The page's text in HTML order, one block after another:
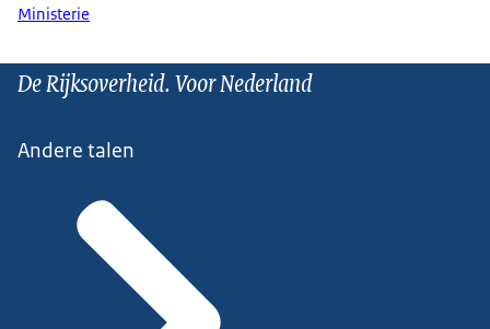
Ministerie
De Rijksoverheid. Voor Nederland
Andere talen